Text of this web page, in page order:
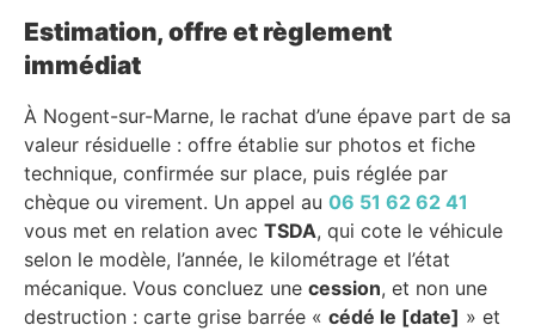
Estimation, offre et règlement
immédiat
À Nogent-sur-Marne, le rachat d’une épave part de sa
valeur résiduelle : offre établie sur photos et fiche
technique, confirmée sur place, puis réglée par
chèque ou virement. Un appel au 06 51 62 62 41
vous met en relation avec TSDA, qui cote le véhicule
selon le modèle, l’année, le kilométrage et l’état
mécanique. Vous concluez une cession, et non une
destruction : carte grise barrée « cédé le [date] » et